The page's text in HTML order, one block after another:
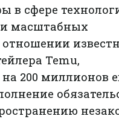
в сфере
масштабных
Temu,
200 миллионов